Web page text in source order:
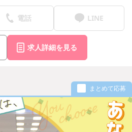
電話 LINE
求人詳細を見る
まとめて応募